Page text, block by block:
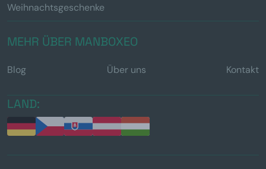
Weihnachtsgeschenke
MEHR ÜBER MANBOXEO
Blog Über uns Kontakt
LAND: